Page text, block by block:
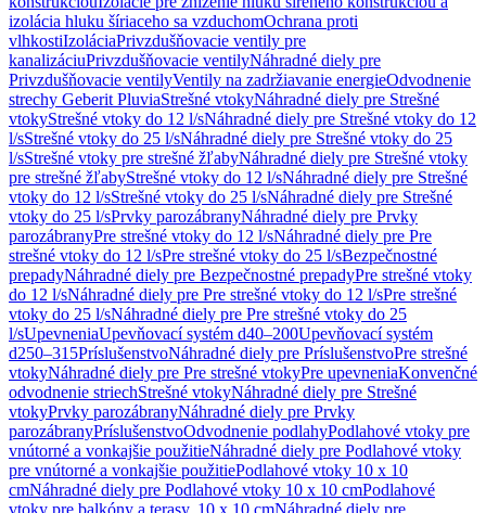
izolácia hluku šíriaceho sa vzduchomOchrana proti
vlhkostiIzoláciaPrivzdušňovacie ventily pre
kanalizáciuPrivzdušňovacie ventilyNáhradné diely pre
Privzdušňovacie ventilyVentily na zadržiavanie energieOdvodnenie
strechy Geberit PluviaStrešné vtokyNáhradné diely pre Strešné
vtokyStrešné vtoky do 12 l/sNáhradné diely pre Strešné vtoky do 12
l/sStrešné vtoky do 25 l/sNáhradné diely pre Strešné vtoky do 25
l/sStrešné vtoky pre strešné žľabyNáhradné diely pre Strešné vtoky
pre strešné žľabyStrešné vtoky do 12 l/sNáhradné diely pre Strešné
vtoky do 12 l/sStrešné vtoky do 25 l/sNáhradné diely pre Strešné
vtoky do 25 l/sPrvky parozábranyNáhradné diely pre Prvky
parozábranyPre strešné vtoky do 12 l/sNáhradné diely pre Pre
strešné vtoky do 12 l/sPre strešné vtoky do 25 l/sBezpečnostné
prepadyNáhradné diely pre Bezpečnostné prepadyPre strešné vtoky
do 12 l/sNáhradné diely pre Pre strešné vtoky do 12 l/sPre strešné
vtoky do 25 l/sNáhradné diely pre Pre strešné vtoky do 25
l/sUpevneniaUpevňovací systém d40–200Upevňovací systém
d250–315PríslušenstvoNáhradné diely pre PríslušenstvoPre strešné
vtokyNáhradné diely pre Pre strešné vtokyPre upevneniaKonvenčné
odvodnenie striechStrešné vtokyNáhradné diely pre Strešné
vtokyPrvky parozábranyNáhradné diely pre Prvky
parozábranyPríslušenstvoOdvodnenie podlahyPodlahové vtoky pre
vnútorné a vonkajšie použitieNáhradné diely pre Podlahové vtoky
pre vnútorné a vonkajšie použitiePodlahové vtoky 10 x 10
cmNáhradné diely pre Podlahové vtoky 10 x 10 cmPodlahové
vtoky pre balkóny a terasy, 10 x 10 cmNáhradné diely pre